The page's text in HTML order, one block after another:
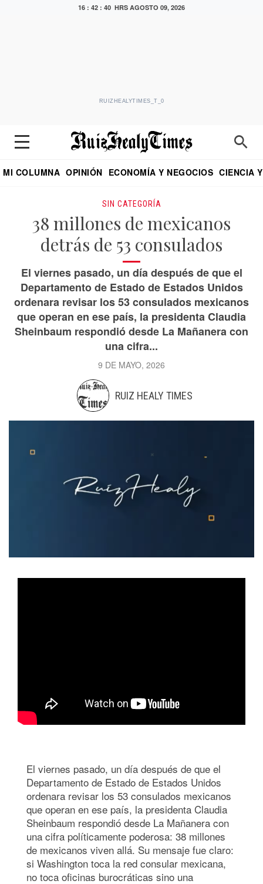
16 : 42 : 41 HRS AGOSTO 09, 2026
RUIZHEALYTIMES_T_0
MI COLUMNA OPINIÓN ECONOMÍA Y NEGOCIOS CIENCIA
SIN CATEGORÍA
38 millones de mexicanos
detrás de 53 consulados
El viernes pasado, un día después de que el
Departamento de Estado de Estados Unidos
ordenara revisar los 53 consulados mexicanos
que operan en ese país, la presidenta Claudia
Sheinbaum respondió desde La Mañanera con
una cifra...
9 DE MAYO, 2026
RUIZ HEALY TIMES
El viernes pasado, un día después de que el
Departamento de Estado de Estados Unidos
ordenara revisar los 53 consulados mexicanos
que operan en ese país, la presidenta Claudia
Sheinbaum respondió desde La Mañanera con
una cifra políticamente poderosa: 38 millones
de mexicanos viven allá. Su mensaje fue claro:
si Washington toca la red consular mexicana,
no toca oficinas burocráticas sino una